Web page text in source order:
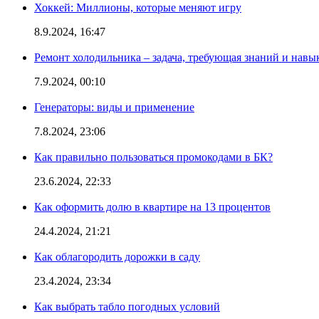
Хоккей: Миллионы, которые меняют игру
8.9.2024, 16:47
Ремонт холодильника – задача, требующая знаний и
7.9.2024, 00:10
Генераторы: виды и применение
7.8.2024, 23:06
Как правильно пользоваться промокодами в БК?
23.6.2024, 22:33
Как оформить долю в квартире на 13 процентов
24.4.2024, 21:21
Как облагородить дорожки в саду
23.4.2024, 23:34
Как выбрать табло погодных условий